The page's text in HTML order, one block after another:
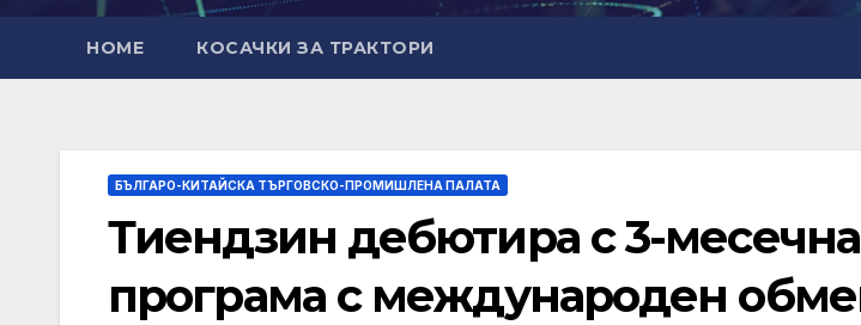
HOME КОСАЧКИ ЗА ТРАКТОРИ
БЪЛГАРО-КИТАЙСКА ТЪРГОВСКО-ПРОМИШЛЕНА ПАЛАТА
Тиендзин дебютира с 3-
програма с международен